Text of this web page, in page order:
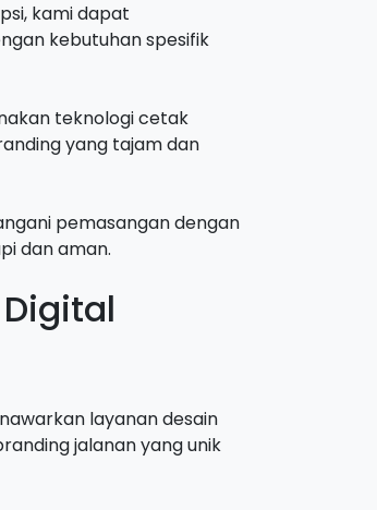
kami dapat
kebutuhan spesifik
teknologi cetak
yang tajam dan
pemasangan dengan
dan aman.
layanan desain
jalanan yang unik